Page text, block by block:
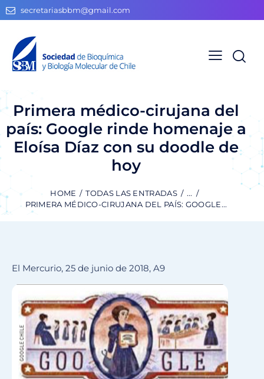
secretariasbbm@gmail.com
Primera médico-cirujana del
país: Google rinde homenaje a
Eloísa Díaz con su doodle de
hoy
HOME TODAS LAS ENTRADAS
...
PRIMERA MÉDICO-CIRUJANA DEL PAÍS: GOOGLE...
El Mercurio, 25 de junio de 2018, A9